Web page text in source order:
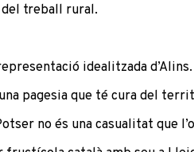
treball rural.
idealitzada
pagesia que té cura del
no és una casualitat que